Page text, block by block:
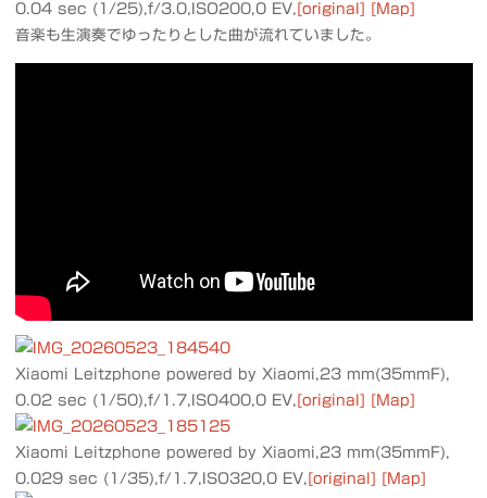
0.04 sec (1/25),f/3.0,ISO200,0 EV, [original]
[Map]
音楽も生演奏でゆったりとした曲が流れていました。
Xiaomi Leitzphone powered by Xiaomi,23 mm(35mmF),
0.02 sec (1/50),f/1.7,ISO400,0 EV,[original] [Map]
Xiaomi Leitzphone powered by Xiaomi,23 mm(35mmF),
0.029 sec (1/35),f/1.7,ISO320,0 EV,[original] [Map]